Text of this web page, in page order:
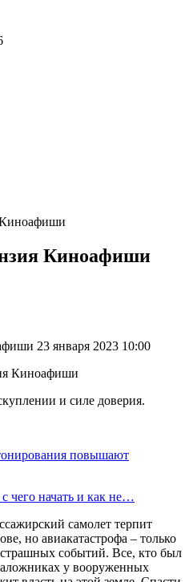
Киноафиши
23 января 2023 10:00
и силе доверия.
повышают
чего начать и как не…
самолет терпит
но авиакатастрофа – только
событий. Все, кто был
у вооруженных